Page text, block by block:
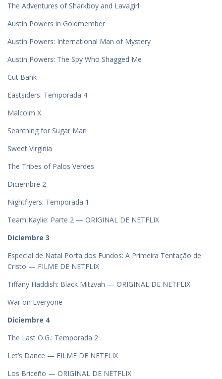
The Adventures of Sharkboy and Lavagirl
Austin Powers in Goldmember
Austin Powers: International Man of Mystery
Austin Powers: The Spy Who Shagged Me
Cut Bank
Eastsiders: Temporada 4
Malcolm X
Searching for Sugar Man
Sweet Virginia
The Tribes of Palos Verdes
Diciembre 2
Nightflyers: Temporada 1
Team Kaylie: Parte 2 — ORIGINAL DE NETFLIX
Diciembre 3
Especial de Natal Porta dos Fundos: A Primeira Tentação de
Cristo — FILME DE NETFLIX
Tiffany Haddish: Black Mitzvah — ORIGINAL DE NETFLIX
War on Everyone
Diciembre 4
The Last O.G.: Temporada 2
Let’s Dance — FILME DE NETFLIX
Los Briceño — ORIGINAL DE NETFLIX